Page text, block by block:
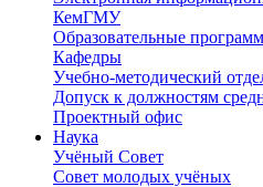
КемГМУ
Образовательные
Кафедры
Учебно-методический
Допуск к должностям
Проектный офис
Наука
Учёный Cовет
Совет молодых учёных